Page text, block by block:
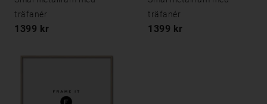
träfanér
1399 kr
träfanér
1399 kr